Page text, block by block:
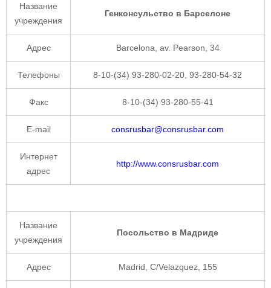
Название
учреждения
Генконсульство в Барселоне
Адрес Barcelona, av. Pearson, 34
Телефоны 8-10-(34) 93-280-02-20, 93-280-54-32
Факс 8-10-(34) 93-280-55-41
E-mail consrusbar@consrusbar.com
Интернет
адрес
http://www.consrusbar.com
Название
учреждения
Посольство в Мадриде
Адрес Madrid, C/Velazquez, 155